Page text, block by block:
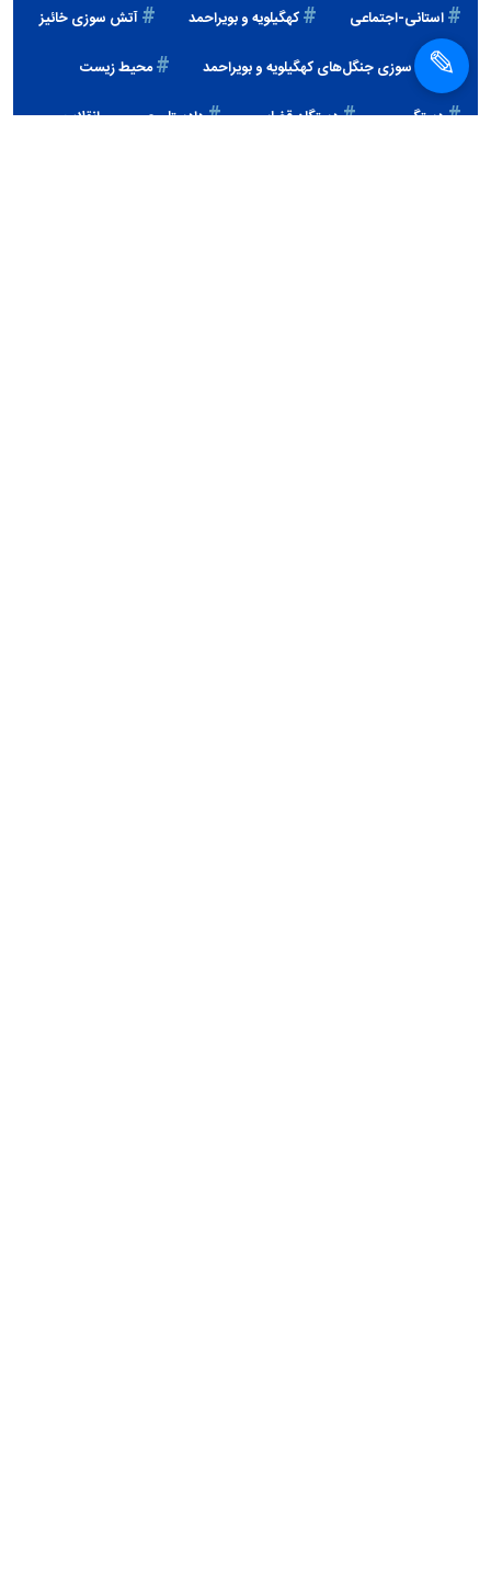
استانی-اجتماعی كهگيلويه و بويراحمد آتش سوزی خائیز
آتش سوزی جنگل‌های کهگیلویه و بویراحمد محیط زیست
دستگيری دستگاه قضایی دادستان عمومي و انقلاب